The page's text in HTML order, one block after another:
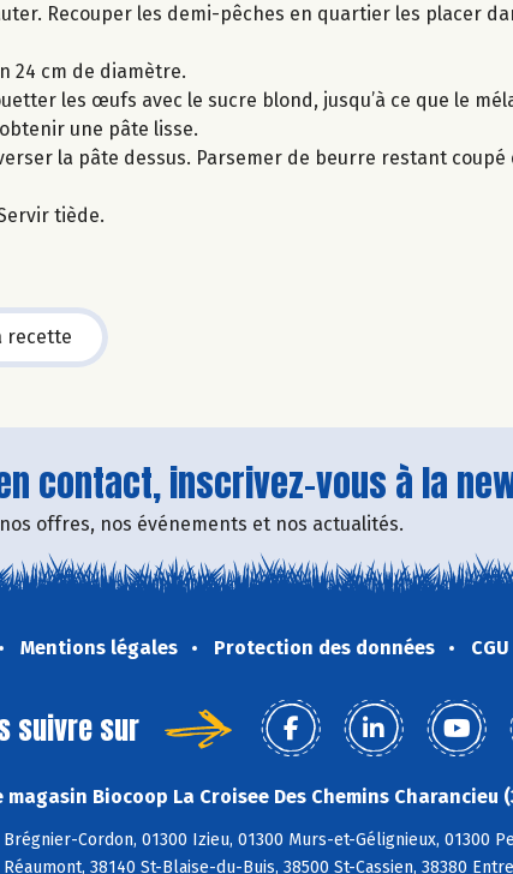
Recouper les demi-pêches en quartier les placer
24 cm de diamètre.
les œufs avec le sucre blond, jusqu’à ce que le
une pâte lisse.
la pâte dessus. Parsemer de beurre restant
tiède.
recette
contact, inscrivez-vous à la
offres, nos événements et nos actualités.
Mentions légales Protection des données CGU
suivre sur
magasin Biocoop La Croisee Des Chemins Charancieu
Brégnier-Cordon, 01300 Izieu, 01300 Murs-et-Gélignieux, 01300
Réaumont, 38140 St-Blaise-du-Buis, 38500 St-Cassien, 38380